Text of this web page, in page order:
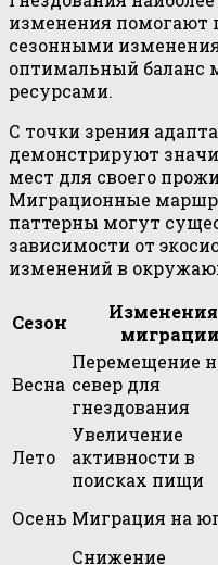
изменения помогают
сезонными
оптимальный баланс
ресурсами.
С точки зрения
демонстрируют
мест для своего
Миграционные
паттерны могут
зависимости от
изменений в
Сезон
миграции
Весна
Перемещение
север для
гнездования
Лето
Увеличение
активности в
поисках пищи
Осень Миграция на
Снижение